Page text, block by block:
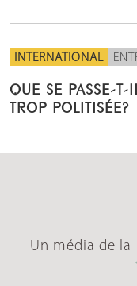
INTERNATIONAL
QUE SE PASSE-
TROP POLITISÉE?
Un média de la